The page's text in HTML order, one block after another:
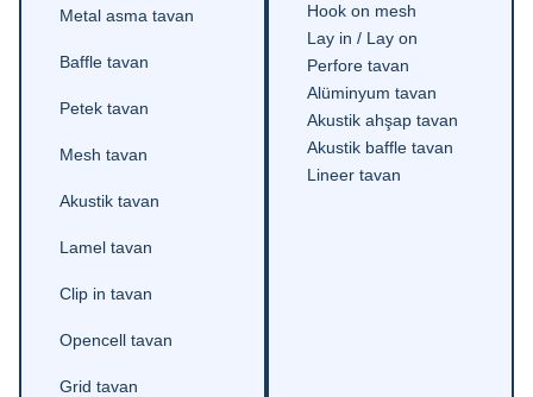
Metal asma tavan
Baffle tavan
Petek tavan
Mesh tavan
Akustik tavan
Lamel tavan
Clip in tavan
Opencell tavan
Grid tavan
Hook on mesh
Lay in / Lay on
Perfore tavan
Alüminyum tavan
Akustik ahşap tavan
Akustik baffle tavan
Lineer tavan